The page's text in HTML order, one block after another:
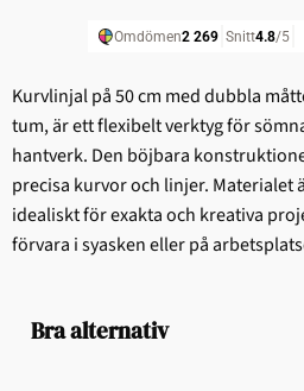
Kurvlinjal på 50 cm med dubbla
tum, är ett flexibelt verktyg för
hantverk. Den böjbara
precisa kurvor och linjer.
idealiskt för exakta och kreativa
förvara i syasken eller på
Bra alternativ